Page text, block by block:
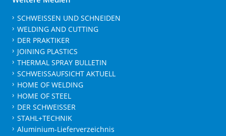
SCHWEISSEN UND SCHNEIDEN
WELDING AND CUTTING
DER PRAKTIKER
JOINING PLASTICS
THERMAL SPRAY BULLETIN
SCHWEISSAUFSICHT AKTUELL
HOME OF WELDING
HOME OF STEEL
DER SCHWEISSER
STAHL+TECHNIK
Aluminium-Lieferverzeichnis